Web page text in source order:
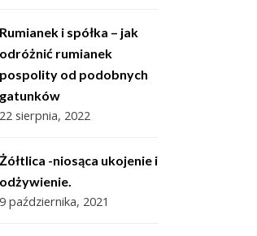
Rumianek i spółka – jak
odróżnić rumianek
pospolity od podobnych
gatunków
22 sierpnia, 2022
Żółtlica -niosąca ukojenie i
odżywienie.
9 października, 2021